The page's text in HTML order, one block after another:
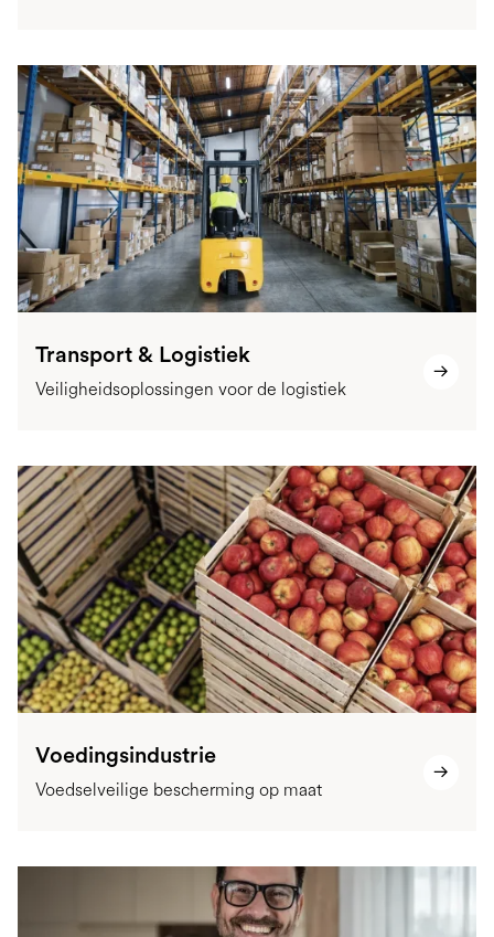
Transport & Logistiek
Veiligheidsoplossingen voor de logistiek
Voedingsindustrie
Voedselveilige bescherming op maat